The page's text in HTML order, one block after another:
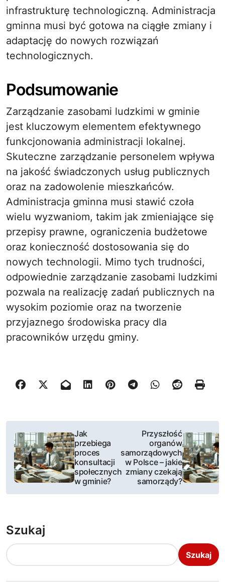
infrastrukturę technologiczną. Administracja
gminna musi być gotowa na ciągłe zmiany i
adaptację do nowych rozwiązań
technologicznych.
Podsumowanie
Zarządzanie zasobami ludzkimi w gminie
jest kluczowym elementem efektywnego
funkcjonowania administracji lokalnej.
Skuteczne zarządzanie personelem wpływa
na jakość świadczonych usług publicznych
oraz na zadowolenie mieszkańców.
Administracja gminna musi stawić czoła
wielu wyzwaniom, takim jak zmieniające się
przepisy prawne, ograniczenia budżetowe
oraz konieczność dostosowania się do
nowych technologii. Mimo tych trudności,
odpowiednie zarządzanie zasobami ludzkimi
pozwala na realizację zadań publicznych na
wysokim poziomie oraz na tworzenie
przyjaznego środowiska pracy dla
pracowników urzędu gminy.
N
w
i
a
c
Jak
przebiega
proces
konsultacji
społecznych
w gminie?
Przyszłość
organów
samorządowych
w Polsce – jakie
zmiany czekają
samorządy?
Szukaj
Szukaj